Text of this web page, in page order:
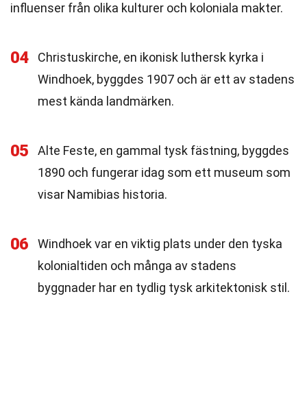
influenser från olika kulturer och koloniala makter.
04
Christuskirche, en ikonisk luthersk kyrka i
Windhoek, byggdes 1907 och är ett av stadens
mest kända landmärken.
05
Alte Feste, en gammal tysk fästning, byggdes
1890 och fungerar idag som ett museum som
visar Namibias historia.
06
Windhoek var en viktig plats under den tyska
kolonialtiden och många av stadens
byggnader har en tydlig tysk arkitektonisk stil.